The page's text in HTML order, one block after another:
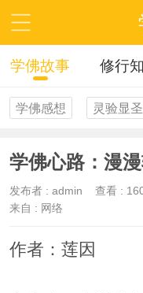
学佛故事 修行
学佛感想 灵验显圣
学佛心路：漫
发布者 : admin 查看 :
来自 : 网络
作者：莲因